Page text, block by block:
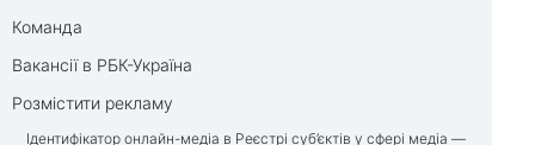
Команда
Вакансії в РБК-Україна
Розмістити рекламу
Ідентифікатор онлайн-медіа в Реєстрі суб’єктів у сфері медіа —